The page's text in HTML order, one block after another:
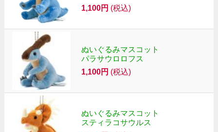
1,100円 (税込)
ぬいぐるみマスコット
パラサウロロフス
1,100円 (税込)
ぬいぐるみマスコット
スティラコサウルス